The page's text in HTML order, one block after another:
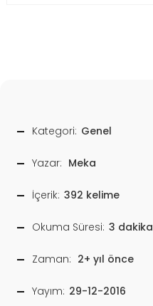
Kategori: Genel
Yazar: Meka
İçerik: 392 kelime
Okuma Süresi: 3 dakika
Zaman: 2+ yıl önce
Yayım: 29-12-2016